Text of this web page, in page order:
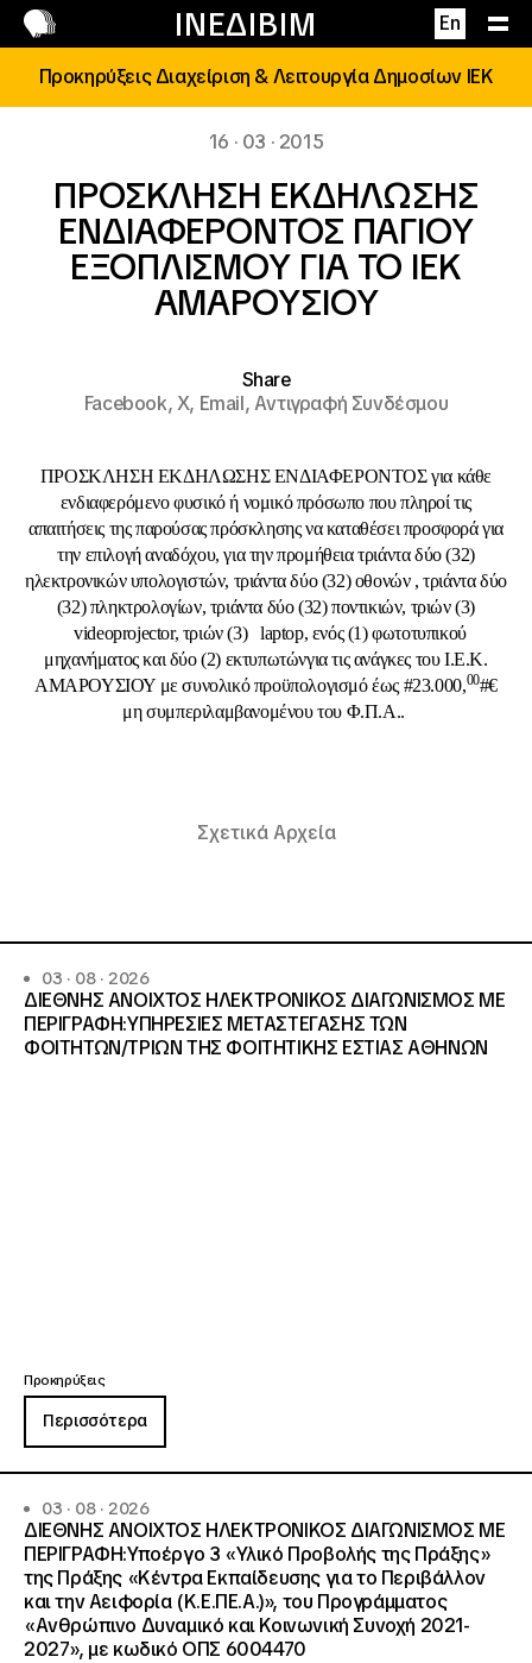
ΙΝΕΔΙΒΙΜ En
Επικοινωνία
Προκηρύξεις Διαχείριση & Λειτουργία Δημοσίων ΙΕΚ
16 · 03 · 2015
ΠΡΟΣΚΛΗΣΗ ΕΚΔΗΛΩΣΗΣ
ΕΝΔΙΑΦΕΡΟΝΤΟΣ ΠΑΓΙΟΥ
ΕΞΟΠΛΙΣΜΟΥ ΓΙΑ ΤΟ ΙΕΚ
ΑΜΑΡΟΥΣΙΟΥ
Share
Facebook,X, Email,Αντιγραφή Συνδέσμου
ΠΡΟΣΚΛΗΣΗ ΕΚΔΗΛΩΣΗΣ ΕΝΔΙΑΦΕΡΟΝΤΟΣ για κάθε
ενδιαφερόμενο φυσικό ή νομικό πρόσωπο που πληροί τις
απαιτήσεις της παρούσας πρόσκλησης να καταθέσει προσφορά για
την επιλογή αναδόχου, για την προμήθεια τριάντα δύο (32)
ηλεκτρονικών υπολογιστών, τριάντα δύο (32) οθονών , τριάντα δύο
(32) πληκτρολογίων, τριάντα δύο (32) ποντικιών, τριών (3)
videoprojector, τριών (3) laptop, ενός (1) φωτοτυπικού
μηχανήματος και δύο (2) εκτυπωτώνγια τις ανάγκες του Ι.Ε.Κ.
ΑΜΑΡΟΥΣΙΟΥ με συνολικό προϋπολογισμό έως #23.000,00#€
μη συμπεριλαμβανομένου του Φ.Π.Α..
Σχετικά Αρχεία
03 · 08 · 2026
ΔΙΕΘΝΗΣ ΑΝΟΙΧΤΟΣ ΗΛΕΚΤΡΟΝΙΚΟΣ ΔΙΑΓΩΝΙΣΜΟΣ ΜΕ
ΠΕΡΙΓΡΑΦΗ:ΥΠΗΡΕΣΙΕΣ METAΣΤΕΓΑΣΗΣ ΤΩΝ
ΦΟΙΤΗΤΩΝ/ΤΡΙΩΝ ΤΗΣ ΦΟΙΤΗΤΙΚΗΣ ΕΣΤΙΑΣ ΑΘΗΝΩΝ
Προκηρύξεις
Περισσότερα
03 · 08 · 2026
ΔΙΕΘΝΗΣ ΑΝΟΙΧΤΟΣ ΗΛΕΚΤΡΟΝΙΚΟΣ ΔΙΑΓΩΝΙΣΜΟΣ ΜΕ
ΠΕΡΙΓΡΑΦΗ:Υποέργο 3 «Υλικό Προβολής της Πράξης»
της Πράξης «Κέντρα Εκπαίδευσης για το Περιβάλλον
και την Αειφορία (Κ.Ε.ΠΕ.Α.)», του Προγράμματος
«Ανθρώπινο Δυναμικό και Κοινωνική Συνοχή 2021-
2027», με κωδικό ΟΠΣ 6004470